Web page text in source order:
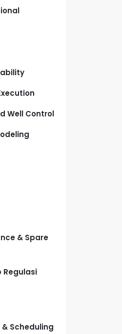
Well Control
& Spare
Regulasi
Scheduling